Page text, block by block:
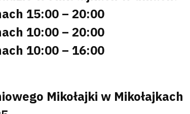
15:00 – 20:00
10:00 – 20:00
10:00 – 16:00
Mikołajki w Mikołajkach